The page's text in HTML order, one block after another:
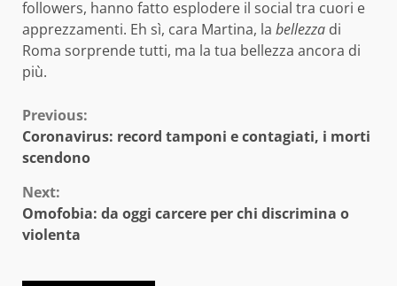
followers, hanno fatto esplodere il social tra cuori e
apprezzamenti. Eh sì, cara Martina, la bellezza di
Roma sorprende tutti, ma la tua bellezza ancora di
più.
Continue
Reading
Previous:
Coronavirus: record tamponi e contagiati, i morti
scendono
Next:
Omofobia: da oggi carcere per chi discrimina o
violenta